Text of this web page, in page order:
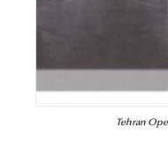
Tehran